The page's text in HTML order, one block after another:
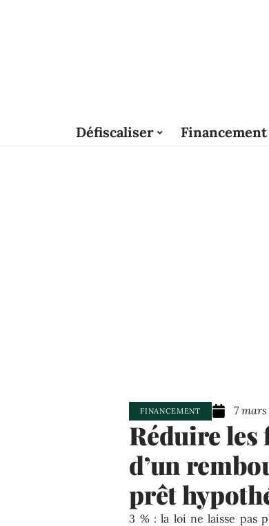
Défiscaliser Financement
FINANCEMENT 7
Réduire les
d’un
prêt
3 % : la loi ne laisse pas